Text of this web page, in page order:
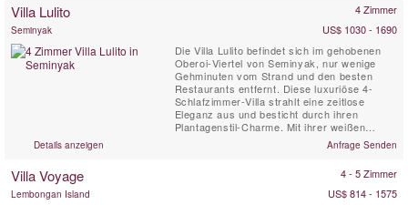
Villa Lulito 4 Zimmer
Seminyak
US$ 1030 - 1690
Die Villa Lulito befindet sich im gehobenen
Oberoi-Viertel von Seminyak, nur wenige
Gehminuten vom Strand und den besten
Restaurants entfernt. Diese luxuriöse 4-
Schlafzimmer-Villa strahlt eine zeitlose
Eleganz aus und besticht durch ihren
Plantagenstil-Charme. Mit ihrer weißen
Kolonialarchitektur und dem stilvollen
Interieur ist Villa Lulito der perfekte
Details anzeigen Anfrage Senden
Villa Voyage 4 - 5 Zimmer
Lembongan Island
US$ 814 - 1575